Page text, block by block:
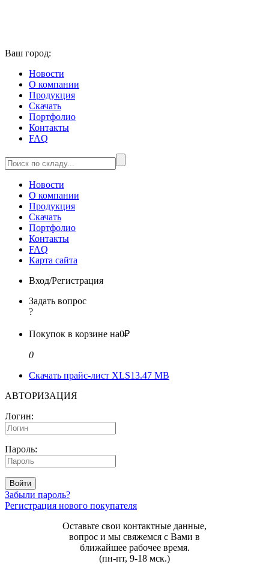
Ваш город:
Новости
О компании
Продукция
Скачать
Портфолио
Контакты
FAQ
Новости
О компании
Продукция
Скачать
Портфолио
Контакты
FAQ
Карта сайта
Вход/Регистрация
Задать вопрос
?
Покупок в корзине на0₽
0
Скачать прайс-лист XLS13.47 MB
АВТОРИЗАЦИЯ
Логин:
Пароль:
Войти
Забыли пароль?
Регистрация нового покупателя
Оставьте свои контактные данные,
вопрос и мы свяжемся с Вами в
ближайшее рабочее время.
(пн-пт, 9-18 мск.)